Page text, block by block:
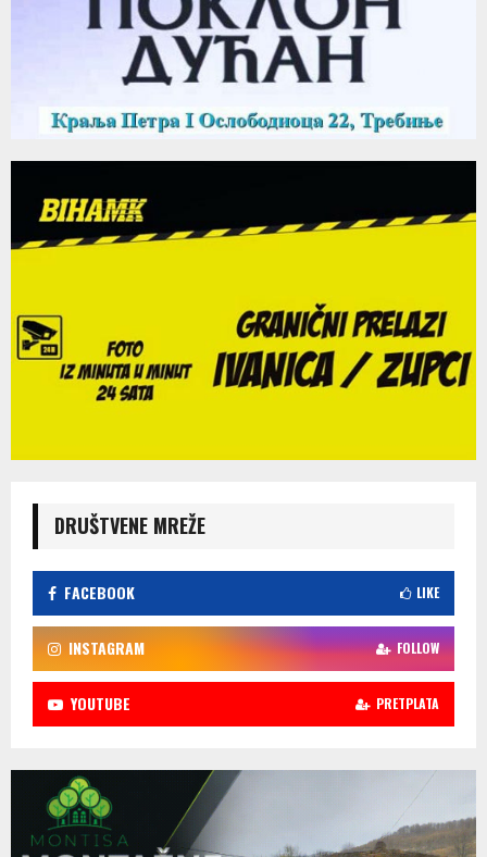
DRUŠTVENE MREŽE
FACEBOOK LIKE
INSTAGRAM FOLLOW
YOUTUBE PRETPLATA